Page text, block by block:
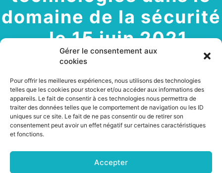
Gérer le consentement aux
cookies
Pour offrir les meilleures expériences, nous utilisons des technologies
telles que les cookies pour stocker et/ou accéder aux informations des
appareils. Le fait de consentir à ces technologies nous permettra de
traiter des données telles que le comportement de navigation ou les ID
uniques sur ce site. Le fait de ne pas consentir ou de retirer son
consentement peut avoir un effet négatif sur certaines caractéristiques
et fonctions.
Accepter
domaine de la sécurité
– le 15 juin 2021
15 juin 2021
Dans le cadre de la mission que lui a confiée le
Premier Ministre sur un usage responsable et
acceptable par la société des technologies
la CSNP afin de lui faire part de ses analyses et
propositions par le biais d’une contribution